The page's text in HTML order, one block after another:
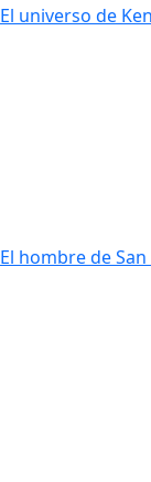
El universo de
El hombre de